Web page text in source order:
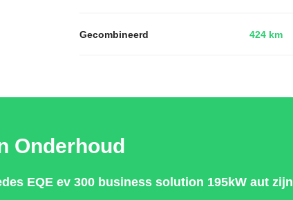
Gecombineerd 424 km
Onderhoud
EQE ev 300 business solution 195kW aut zijn